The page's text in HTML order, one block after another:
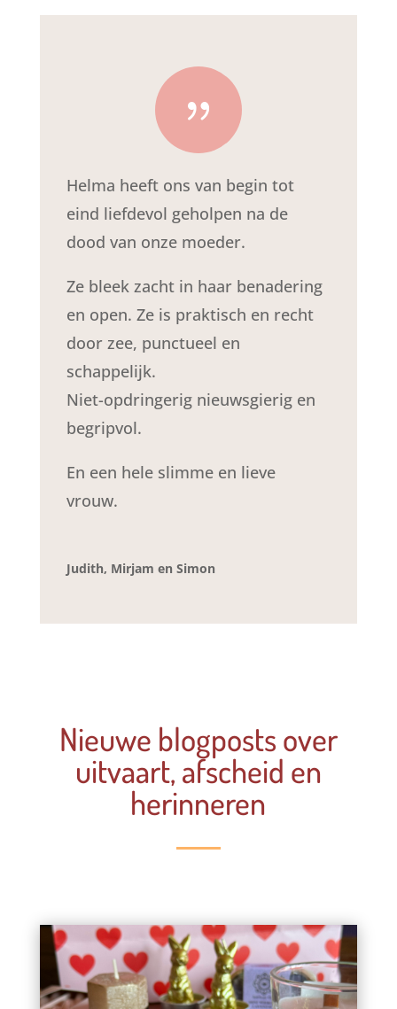
{
Helma heeft ons van begin tot
eind liefdevol geholpen na de
dood van onze moeder.
Ze bleek zacht in haar benadering
en open. Ze is praktisch en recht
door zee, punctueel en
schappelijk.
Niet-opdringerig nieuwsgierig en
begripvol.
En een hele slimme en lieve
vrouw.
Judith, Mirjam en Simon
Nieuwe blogposts over
uitvaart, afscheid en
herinneren